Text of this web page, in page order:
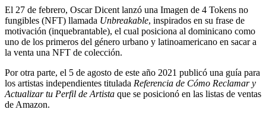
El 27 de febrero, Oscar Dicent lanzó una Imagen de 4 Tokens no
fungibles (NFT) llamada Unbreakable, inspirados en su frase de
motivación (inquebrantable), el cual posiciona al dominicano como
uno de los primeros del género urbano y latinoamericano en sacar a
la venta una NFT de colección.
Por otra parte, el 5 de agosto de este año 2021 publicó una guía para
los artistas independientes titulada Referencia de Cómo Reclamar y
Actualizar tu Perfil de Artista que se posicionó en las listas de ventas
de Amazon.